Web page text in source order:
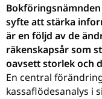
syfte att stärka
är en följd av de
räkenskapsår som
oavsett storlek och
En central
kassaflödesanalys i